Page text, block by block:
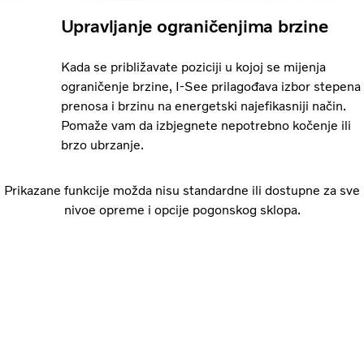
Upravljanje ograničenjima brzine
Kada se približavate poziciji u kojoj se mijenja
ograničenje brzine, I-See prilagođava izbor stepena
prenosa i brzinu na energetski najefikasniji način.
Pomaže vam da izbjegnete nepotrebno kočenje ili
brzo ubrzanje.
Prikazane funkcije možda nisu standardne ili dostupne za sve
nivoe opreme i opcije pogonskog sklopa.